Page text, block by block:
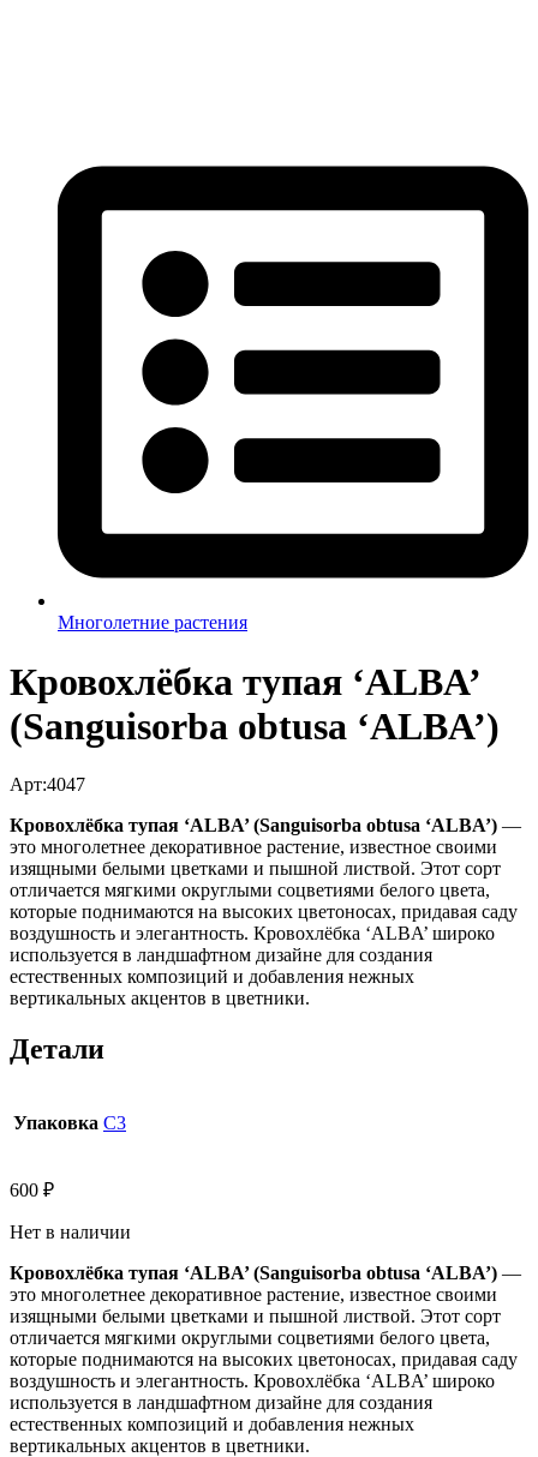
Многолетние растения
Кровохлёбка тупая ‘ALBA’
(Sanguisorba obtusa ‘ALBA’)
Арт:4047
Кровохлёбка тупая ‘ALBA’ (Sanguisorba obtusa ‘ALBA’) —
это многолетнее декоративное растение, известное своими
изящными белыми цветками и пышной листвой. Этот сорт
отличается мягкими округлыми соцветиями белого цвета,
которые поднимаются на высоких цветоносах, придавая саду
воздушность и элегантность. Кровохлёбка ‘ALBA’ широко
используется в ландшафтном дизайне для создания
естественных композиций и добавления нежных
вертикальных акцентов в цветники.
Детали
Упаковка С3
600 ₽
Нет в наличии
Кровохлёбка тупая ‘ALBA’ (Sanguisorba obtusa ‘ALBA’) —
это многолетнее декоративное растение, известное своими
изящными белыми цветками и пышной листвой. Этот сорт
отличается мягкими округлыми соцветиями белого цвета,
которые поднимаются на высоких цветоносах, придавая саду
воздушность и элегантность. Кровохлёбка ‘ALBA’ широко
используется в ландшафтном дизайне для создания
естественных композиций и добавления нежных
вертикальных акцентов в цветники.